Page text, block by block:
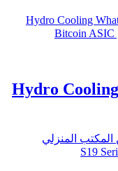
Hydro